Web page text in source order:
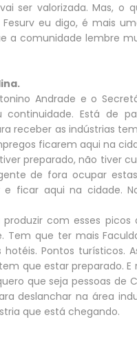
ser valorizada. Mas, o
Fesurv eu digo, é mais
a comunidade lembre
Andrade e o
Está de
receber as indústrias
ficarem aqui na
preparado, não tiver
de fora ocupar
e ficar aqui na cidade.
com esses picos
que ter mais
Pontos turísticos.
que estar preparado.
que seja pessoas de
deslanchar na área
que está chegando.